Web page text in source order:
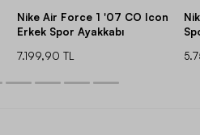
Nike Air Force 1 '07 CO Icon
Erkek Spor Ayakkabı
7.199,90 TL